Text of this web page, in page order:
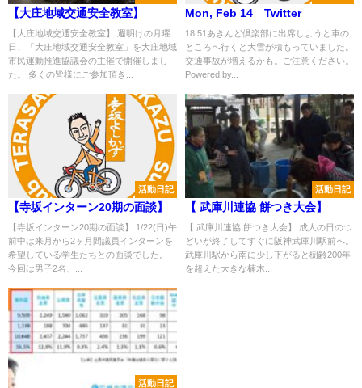
【大庄地域交通安全教室】
【大庄地域交通安全教室】 週明けの月曜
日、「大庄地域交通安全教室」を大庄地域
市民運動推進協議会の主催で開催しまし
た。 多くの皆様にご参加頂き...
Mon, Feb 14 Twitter
18:51あきんど倶楽部に出席しようと車の
ところへ行くと大雪が積もっていました。
交通事故が増えるかも。ご注意ください。
Powered by...
活動日記
【寺坂インターン20期の面談】
【寺坂インターン20期の面談】 1/22(日)午
前中は来月から2ヶ月間議員インターンを
希望している学生たちとの面談でした。
今回は男子2名、...
活動日記
【 武庫川連協 餅つき大会】
【 武庫川連協 餅つき大会】 成人の日のつ
どいが終了してすぐに阪神武庫川駅前へ。
武庫川駅から南に少し下がると樹齢200年
を超えた大きな楠木...
活動日記